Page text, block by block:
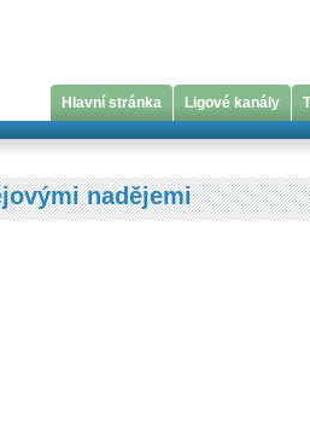
Hlavní stránka Ligové kanály
nadějemi